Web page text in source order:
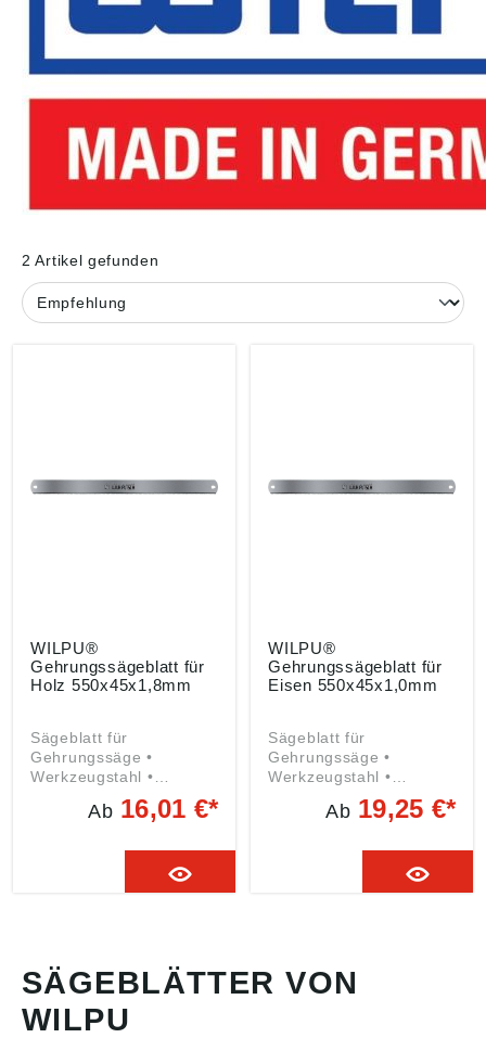
2 Artikel gefunden
WILPU®
Gehrungssägeblatt für
Holz 550x45x1,8mm
Sägeblatt für
Gehrungssäge •
Werkzeugstahl •
Zahnung gehärtet
Angaben gemäß
dnung ((EU) 2023/998):
Wilh. Putsch GmbH &
Co. KG, Kaiser-Wilhelm-
Ab 16,01 €*
WILPU®
Gehrungssägeblatt für
Eisen 550x45x1,0mm
Sägeblatt für
Gehrungssäge •
Werkzeugstahl •
Zahnung gehärtet
Angaben gemäß
dnung ((EU) 2023/998):
Wilh. Putsch GmbH &
Co. KG, Kaiser-Wilhelm-
Ab 19,25 €*
SÄGEBLÄTTER VON
WILPU